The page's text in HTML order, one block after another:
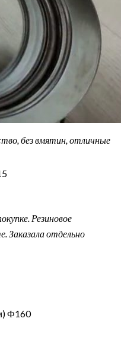
без вмятин, отличные
Резиновое
Заказала отдельно
Ф160